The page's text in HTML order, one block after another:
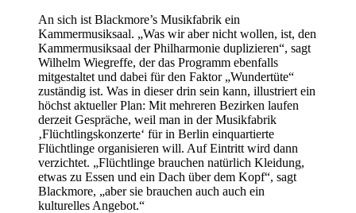
An sich ist Blackmore’s Musikfabrik ein
Kammermusiksaal. „Was wir aber nicht wollen, ist, den
Kammermusiksaal der Philharmonie duplizieren“, sagt
Wilhelm Wiegreffe, der das Programm ebenfalls
mitgestaltet und dabei für den Faktor „Wundertüte“
zuständig ist. Was in dieser drin sein kann, illustriert ein
höchst aktueller Plan: Mit mehreren Bezirken laufen
derzeit Gespräche, weil man in der Musikfabrik
‚Flüchtlingskonzerte‘ für in Berlin einquartierte
Flüchtlinge organisieren will. Auf Eintritt wird dann
verzichtet. „Flüchtlinge brauchen natürlich Kleidung,
etwas zu Essen und ein Dach über dem Kopf“, sagt
Blackmore, „aber sie brauchen auch auch ein
kulturelles Angebot.“